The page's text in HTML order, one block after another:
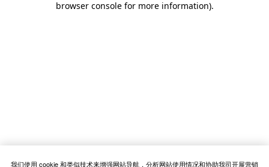
browser console for more information).
我们使用 cookie 和类似技术来增强网站导航，分析网站使用情况和协助我司开展营销